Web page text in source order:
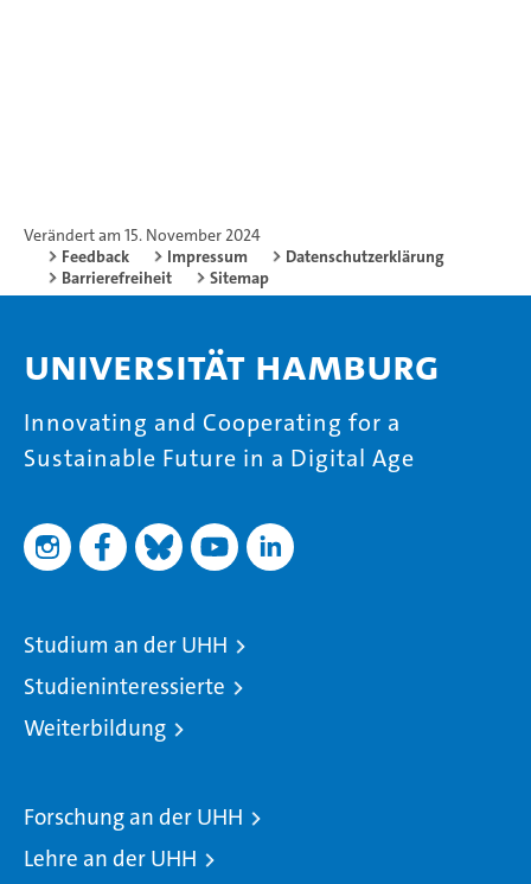
Verändert am 15. November 2024
Feedback
Impressum
Datenschutzerklärung
Barrierefreiheit
Sitemap
Universität Hamburg
Innovating and Cooperating for a
Sustainable Future in a Digital Age
Studium an der UHH
Studieninteressierte
Weiterbildung
Forschung an der UHH
Lehre an der UHH